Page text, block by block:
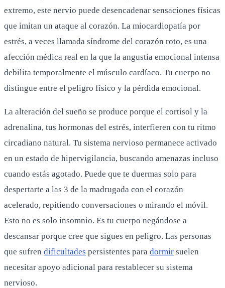
extremo, este nervio puede desencadenar sensaciones físicas
que imitan un ataque al corazón. La miocardiopatía por
estrés, a veces llamada síndrome del corazón roto, es una
afección médica real en la que la angustia emocional intensa
debilita temporalmente el músculo cardíaco. Tu cuerpo no
distingue entre el peligro físico y la pérdida emocional.
La alteración del sueño se produce porque el cortisol y la
adrenalina, tus hormonas del estrés, interfieren con tu ritmo
circadiano natural. Tu sistema nervioso permanece activado
en un estado de hipervigilancia, buscando amenazas incluso
cuando estás agotado. Puede que te duermas solo para
despertarte a las 3 de la madrugada con el corazón
acelerado, repitiendo conversaciones o mirando el móvil.
Esto no es solo insomnio. Es tu cuerpo negándose a
descansar porque cree que sigues en peligro. Las personas
que sufren dificultades persistentes para dormir suelen
necesitar apoyo adicional para restablecer su sistema
nervioso.